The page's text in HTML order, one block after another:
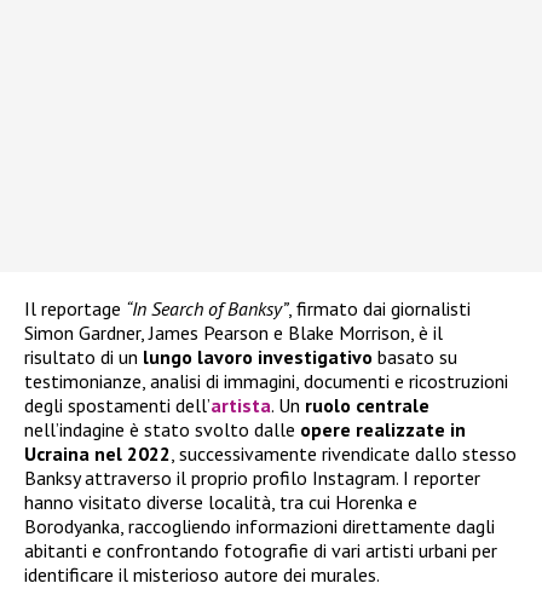
Il reportage “In Search of Banksy”, firmato dai giornalisti
Simon Gardner, James Pearson e Blake Morrison, è il
risultato di un lungo lavoro investigativo basato su
testimonianze, analisi di immagini, documenti e ricostruzioni
degli spostamenti dell’artista. Un ruolo centrale
nell’indagine è stato svolto dalle opere realizzate in
Ucraina nel 2022, successivamente rivendicate dallo stesso
Banksy attraverso il proprio profilo Instagram. I reporter
hanno visitato diverse località, tra cui Horenka e
Borodyanka, raccogliendo informazioni direttamente dagli
abitanti e confrontando fotografie di vari artisti urbani per
identificare il misterioso autore dei murales.